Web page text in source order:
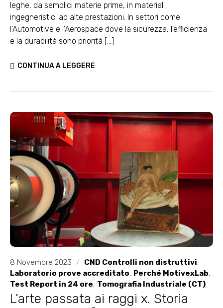
leghe, da semplici materie prime, in materiali
ingegneristici ad alte prestazioni. In settori come
l'Automotive e l'Aerospace dove la sicurezza, l'efficienza
e la durabilità sono priorità [...]
CONTINUA A LEGGERE
8 Novembre 2023 / CND Controlli non distruttivi,
Laboratorio prove accreditato, Perché MotivexLab,
Test Report in 24 ore, Tomografia Industriale (CT)
L’arte passata ai raggi x. Storia